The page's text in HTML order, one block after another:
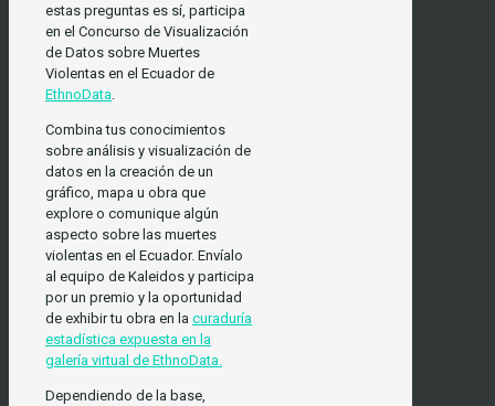
estas preguntas es sí, participa
en el Concurso de Visualización
de Datos sobre Muertes
Violentas en el Ecuador de
EthnoData
Combina tus conocimientos
sobre análisis y visualización de
datos en la creación de un
gráfico, mapa u obra que
explore o comunique algún
aspecto sobre las muertes
violentas en el Ecuador. Envíalo
al equipo de Kaleidos y participa
por un premio y la oportunidad
de exhibir tu obra en la curaduría
estadística expuesta en la
galería virtual de EthnoData.
Dependiendo de la base,